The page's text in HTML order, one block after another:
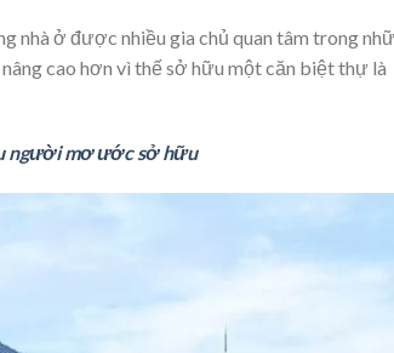
nhà ở được nhiều gia chủ quan tâm trong
cao hơn vì thế sở hữu một căn biệt thự là
người mơ ước sở hữu